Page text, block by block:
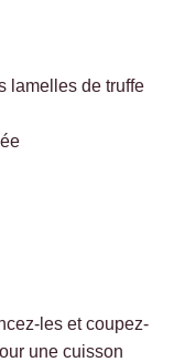
lamelles de truffe
les et coupez-
une cuisson